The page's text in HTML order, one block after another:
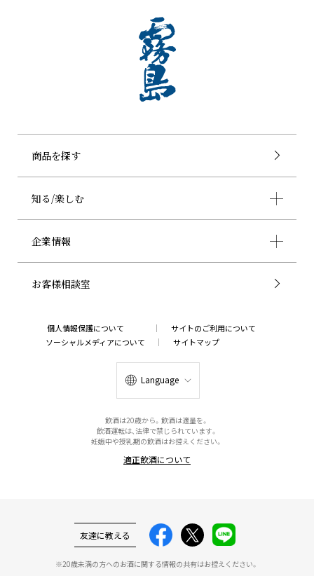
商品を探す
知る/楽しむ
企業情報
お客様相談室
個人情報保護について
サイトのご利用について
ソーシャルメディアについて
サイトマップ
Language
飲酒は20歳から。飲酒は適量を。
飲酒運転は、法律で禁じられています。
妊娠中や授乳期の飲酒はお控えください。
適正飲酒について
友達に教える
※20歳未満の方へのお酒に関する情報の共有はお控えください。